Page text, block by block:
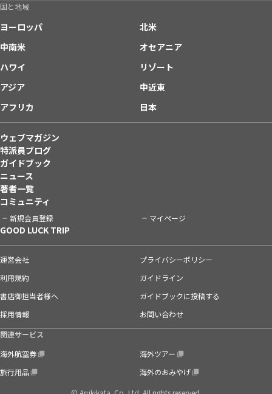
国と地域
ヨーロッパ
北米
中南米
オセアニア
ハワイ
リゾート
アジア
中近東
アフリカ
日本
ウェブマガジン
特派員ブログ
ガイドブック
ニュース
著者一覧
コミュニティ
新規会員登録 マイページ
GOOD LUCK TRIP
運営会社
プライバシーポリシー
利用規約
ガイドライン
書店御担当者様へ
ガイドブックに投稿する
採用情報
お問い合わせ
関連サービス
海外航空券
海外ツアー
旅行用品
海外のおみやげ